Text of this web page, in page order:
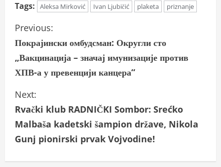
Tags: Aleksa Mirković Ivan Ljubičić plaketa priznanje
C
o
n
t
i
n
Previous:
Покрајински омбудсман: Округли сто
„Вакцинација – значај имунизације против
ХПВ-а у превенцији канцера“
Next:
Rvački klub RADNIČKI Sombor: Srećko
Malbaša kadetski šampion države, Nikola
Gunj pionirski prvak Vojvodine!